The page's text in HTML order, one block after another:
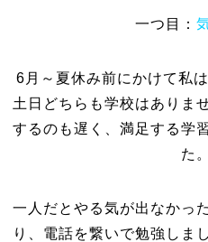
一つ目：
6月～夏休み前にかけて私
土日どちらも学校はありま
するのも遅く、満足する学
た。
一人だとやる気が出なかっ
り、電話を繋いで勉強しま